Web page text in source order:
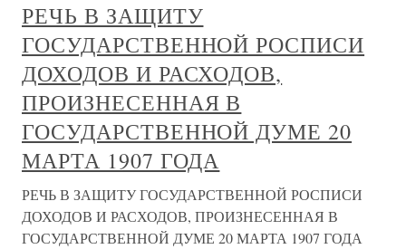
РЕЧЬ В ЗАЩИТУ
ГОСУДАРСТВЕННОЙ РОСПИСИ
ДОХОДОВ И РАСХОДОВ,
ПРОИЗНЕСЕННАЯ В
ГОСУДАРСТВЕННОЙ ДУМЕ 20
МАРТА 1907 ГОДА
РЕЧЬ В ЗАЩИТУ ГОСУДАРСТВЕННОЙ РОСПИСИ
ДОХОДОВ И РАСХОДОВ, ПРОИЗНЕСЕННАЯ В
ГОСУДАРСТВЕННОЙ ДУМЕ 20 МАРТА 1907 ГОДА